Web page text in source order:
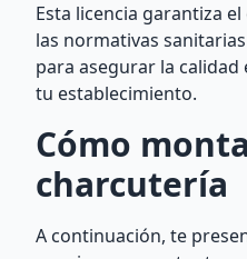
Esta licencia garantiza
las normativas
para asegurar la calidad
tu establecimiento.
Cómo
charcutería
A continuación, te